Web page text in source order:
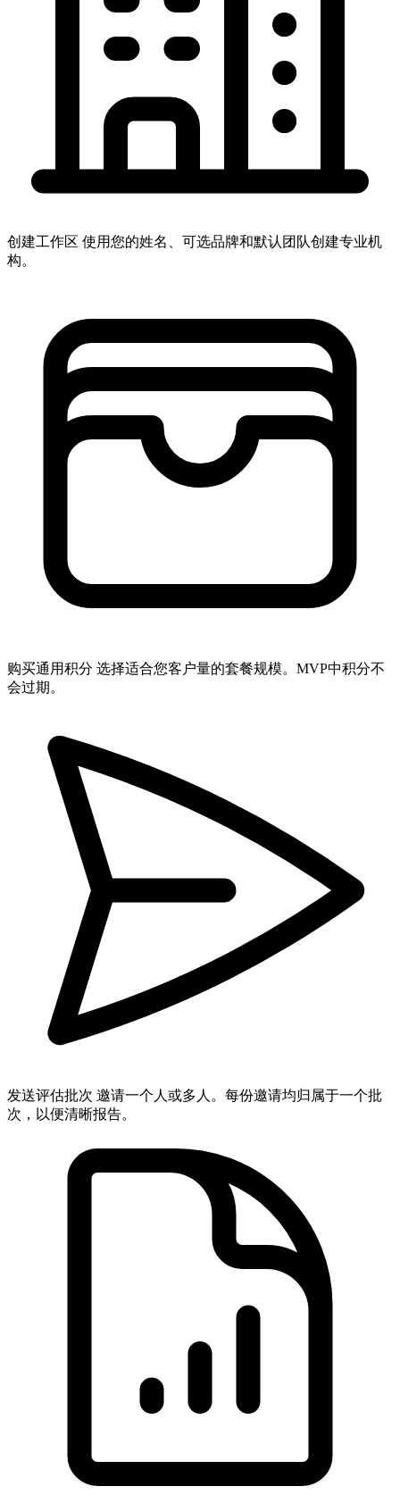
创建工作区 使用您的姓名、可选品牌和默认团队创建专业机
构。
购买通用积分 选择适合您客户量的套餐规模。MVP中积分不
会过期。
发送评估批次 邀请一个人或多人。每份邀请均归属于一个批
次，以便清晰报告。